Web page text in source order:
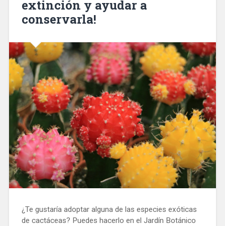
extinción y ayudar a
conservarla!
¿Te gustaría adoptar alguna de las especies exóticas
de cactáceas? Puedes hacerlo en el Jardín Botánico